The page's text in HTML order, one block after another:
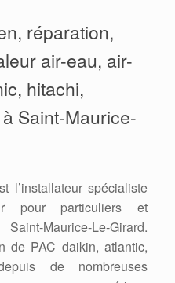
réparation,
air-eau, air-
hitachi,
Saint-Maurice-
l’installateur spécialiste
pour particuliers et
Maurice-Le-Girard.
de PAC daikin, atlantic,
de nombreuses